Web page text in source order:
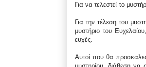
Για να τελεστεί το
Για την τέλεση του
μυστήριο του
ευχές.
Αυτοί που θα